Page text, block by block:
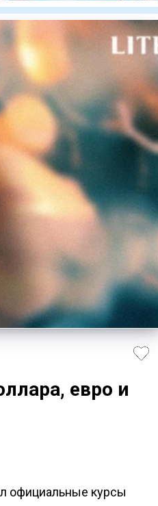
евро и
официальные курсы